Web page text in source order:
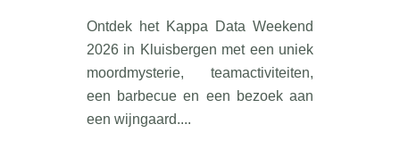
Ontdek het Kappa Data Weekend
2026 in Kluisbergen met een uniek
moordmysterie, teamactiviteiten,
een barbecue en een bezoek aan
een wijngaard....